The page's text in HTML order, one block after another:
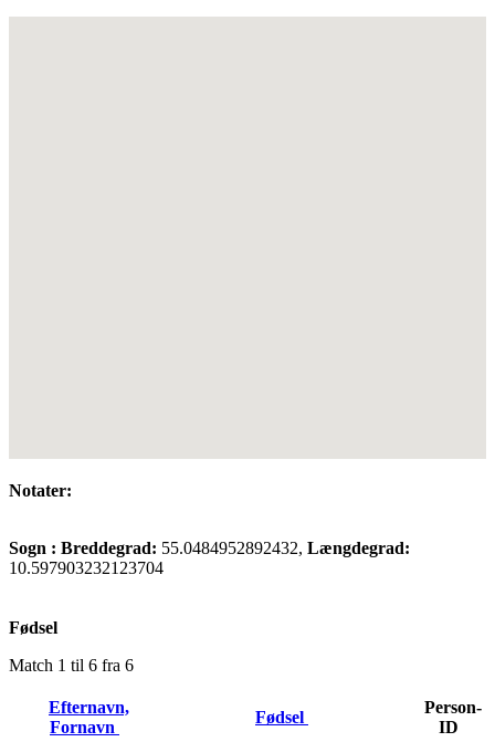
Notater:
Sogn : Breddegrad: 55.0484952892432, Længdegrad:
10.597903232123704
Fødsel
Match 1 til 6 fra 6
Efternavn,
Fornavn
Fødsel
Person-
ID